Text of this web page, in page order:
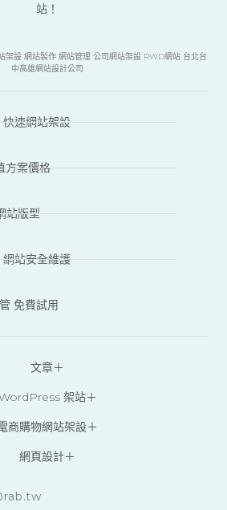
站！
架設 網站製作 網站管理 公司網站架設 RWD網站 台北台
中高雄網站設計公司
速網站架設
方案價格
站版型
站安全維護
免費試用
文章＋
架站＋
商購物網站架設＋
網頁設計＋